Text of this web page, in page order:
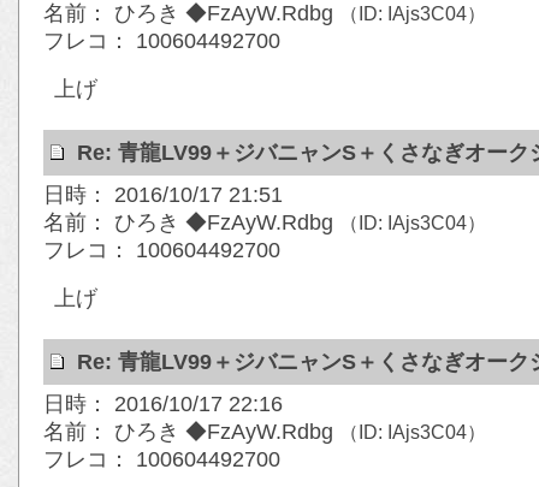
名前： ひろき ◆FzAyW.Rdbg
（ID: IAjs3C04）
フレコ： 100604492700
上げ
Re: 青龍LV99＋ジバニャンS＋くさなぎオー
日時： 2016/10/17 21:51
名前： ひろき ◆FzAyW.Rdbg
（ID: IAjs3C04）
フレコ： 100604492700
上げ
Re: 青龍LV99＋ジバニャンS＋くさなぎオー
日時： 2016/10/17 22:16
名前： ひろき ◆FzAyW.Rdbg
（ID: IAjs3C04）
フレコ： 100604492700